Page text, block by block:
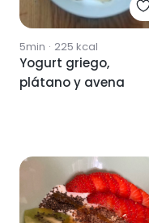
5min · 225 kcal
Yogurt griego,
plátano y avena